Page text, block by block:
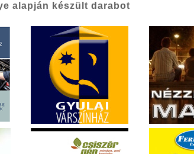
alapján készült darabot